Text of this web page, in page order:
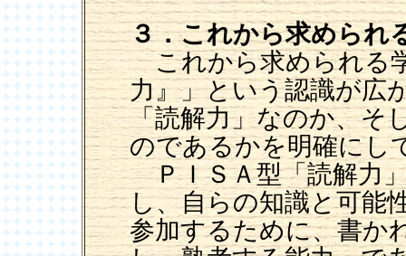
３．これから求められ
これから求められる
力』」という認識が広
「読解力」なのか、そ
のであるかを明確にし
ＰＩＳＡ型「読解力
し、自らの知識と可能
参加するために、書か